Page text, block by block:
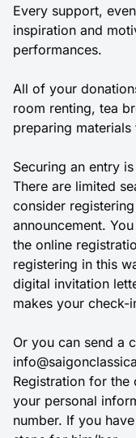
Every support,
inspiration and
performances.
All of your
room renting, tea
preparing
Securing an entry
There are limited
consider
announcement.
the online
registering in this
digital invitation
makes your check-
Or you can send a
Registration for
your personal
number. If you